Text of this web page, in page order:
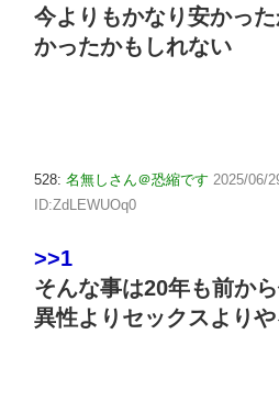
今よりもかなり安かっ
かったかもしれない
528: 名無しさん＠恐縮です 2025/06/
ID:ZdLEWUOq0
>>1
そんな事は20年も前か
異性よりセックスより